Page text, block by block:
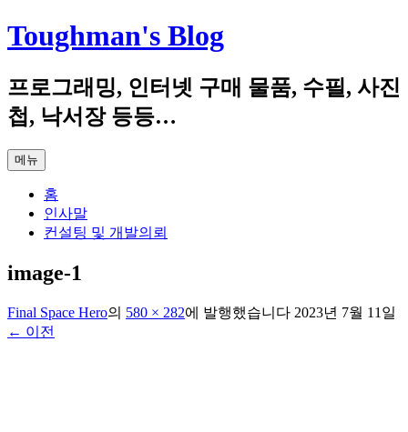
컨
텐
로
건
너
기
Toughman's Blog
프로그래밍, 인터넷 구매 물품, 수필, 사진
첩, 낙서장 등등…
메뉴
홈
인사말
컨설팅 및 개발의뢰
image-1
Final Space Hero의 580 × 282에 발행했습니다 2023년 7월 11일
← 이전